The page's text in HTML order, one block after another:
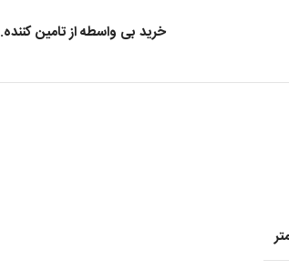
خرید بی واسطه از تامین کننده.